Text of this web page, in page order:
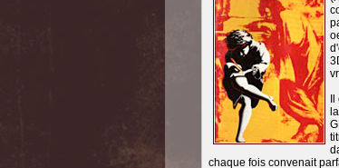
chaque fois convenait